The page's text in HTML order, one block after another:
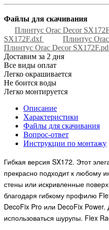
Файлы для скачивания
Плинтус Orac Decor
SX172F.dxf
Плинтус
Плинтус Orac Decor
Доставим за 2 дня
Все виды оплат
Легко окрашивается
Не боится воды
Легко монтируется
Описание
Характеристики
Файлы для скачивания
Вопрос-ответ
Инструкции по монтажу
Гибкая версия SX172. Этот
прекрасно подходит к любому
стены или искривленные
благодаря гибкому профилю
DecoFix Pro или DecoFix
использоваться шурупы. Flex